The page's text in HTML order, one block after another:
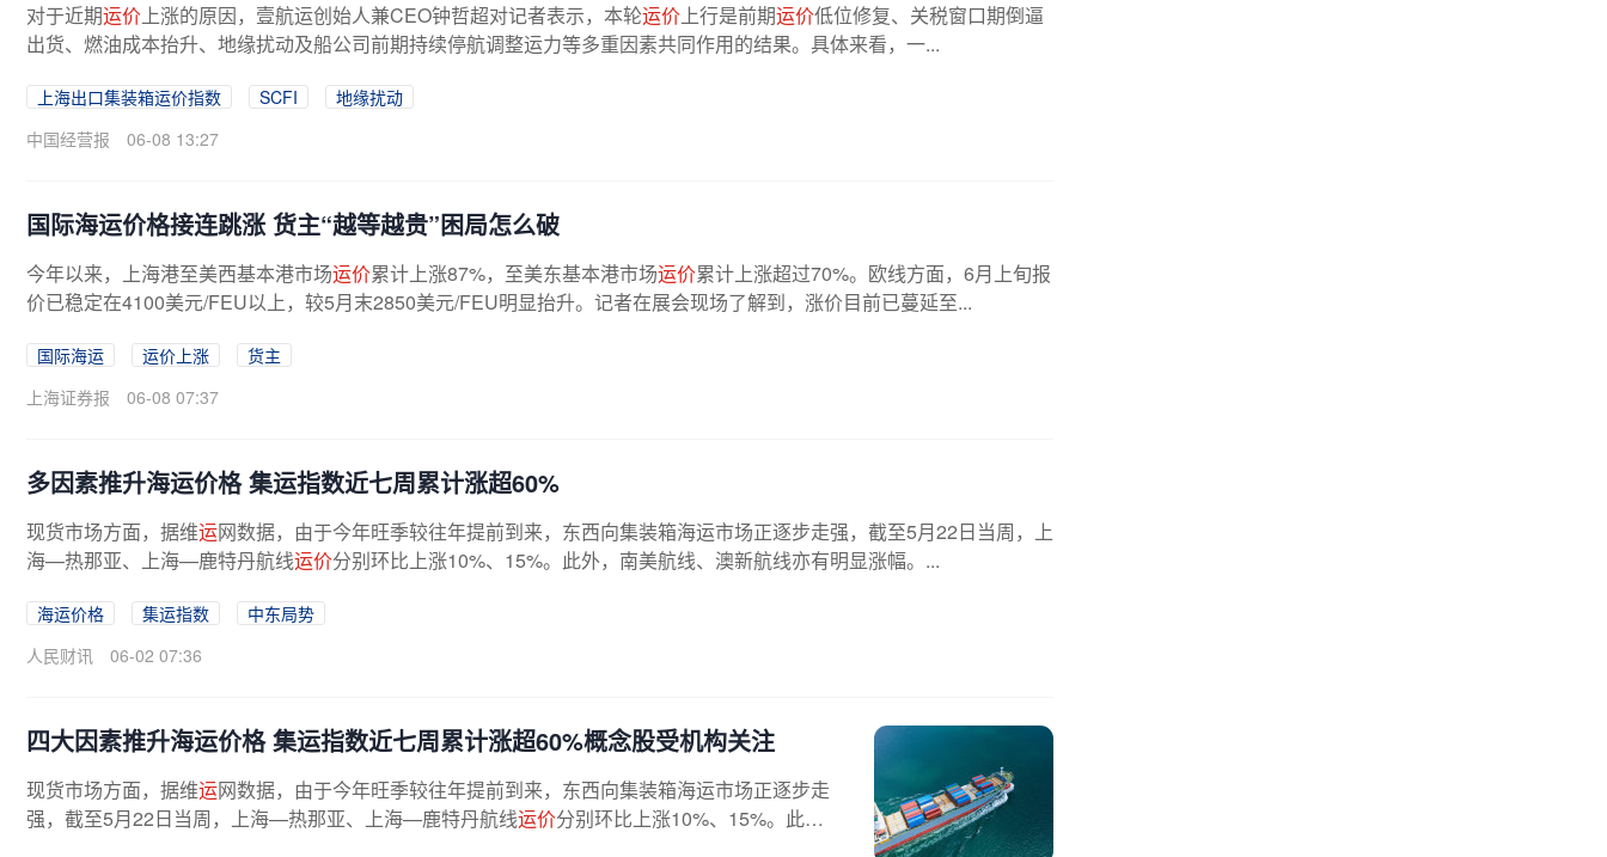
对于近期运价上涨的原因，壹航运创始人兼CEO钟哲超对记者表示，本轮运价上行是前期运价低位修复、关税窗口期倒逼
出货、燃油成本抬升、地缘扰动及船公司前期持续停航调整运力等多重因素共同作用的结果。具体来看，一...
上海出口集装箱运价指数 SCFI
地缘扰动
中国经营报
06-08 13:27
国际海运价格接连跳涨 货主“越等越贵”困局怎么破
今年以来，上海港至美西基本港市场运价累计上涨87%，至美东基本港市场运价累计上涨超过70%。欧线方面，6月上旬报
价已稳定在4100美元/FEU以上，较5月末2850美元/FEU明显抬升。记者在展会现场了解到，涨价目前已蔓延至...
国际海运 运价上涨
货主
上海证券报
06-08 07:37
多因素推升海运价格 集运指数近七周累计涨超60%
现货市场方面，据维运网数据，由于今年旺季较往年提前到来，东西向集装箱海运市场正逐步走强，截至5月22日当周，上
海—热那亚、上海—鹿特丹航线运价分别环比上涨10%、15%。此外，南美航线、澳新航线亦有明显涨幅。...
海运价格 集运指数
中东局势
人民财讯
06-02 07:36
四大因素推升海运价格 集运指数近七周累计涨超60%概念股受机构关注
现货市场方面，据维运网数据，由于今年旺季较往年提前到来，东西向集装箱海运市场正逐步走
强，截至5月22日当周，上海—热那亚、上海—鹿特丹航线运价分别环比上涨10%、15%。此